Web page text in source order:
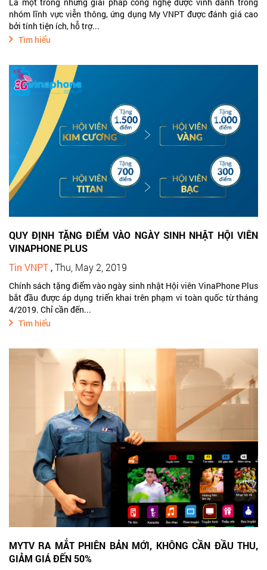
nhóm lĩnh vực viễn thông, ứng dụng My VNPT được đánh giá cao
bởi tính tiện ích, hỗ trợ...
Tìm hiểu
QUY ĐỊNH TẶNG ĐIỂM VÀO NGÀY SINH NHẬT HỘI VIÊN
VINAPHONE PLUS
Tin VNPT ,Thu, May 2, 2019
Chính sách tặng điểm vào ngày sinh nhật Hội viên VinaPhone Plus
bắt đầu được áp dụng triển khai trên phạm vi toàn quốc từ tháng
4/2019. Chỉ cần đến...
Tìm hiểu
MYTV RA MẮT PHIÊN BẢN MỚI, KHÔNG CẦN ĐẦU THU,
GIẢM GIÁ ĐẾN 50%